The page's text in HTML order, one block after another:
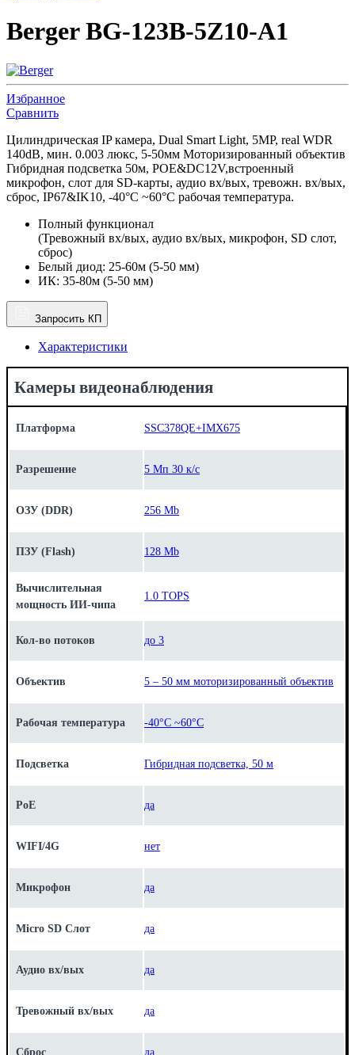
Berger BG-123B-5Z10-A1
Избранное
Сравнить
Цилиндрическая IP камера, Dual Smart Light, 5MP, real WDR
140dB, мин. 0.003 люкс, 5-50мм Моторизированный объектив
Гибридная подсветка 50м, POE&DC12V,встроенный
микрофон, слот для SD-карты, аудио вх/вых, тревожн. вх/вых,
сброс, IP67&IK10, -40°C ~60°C рабочая температура.
Полный функционал
(Тревожный вх/вых, аудио вх/вых, микрофон, SD слот,
сброс)
Белый диод: 25-60м (5-50 мм)
ИК: 35-80м (5-50 мм)
Запросить КП
Характеристики
Камеры видеонаблюдения
Платформа SSC378QE+IMX675
Разрешение 5 Мп 30 к/с
ОЗУ (DDR) 256 Mb
ПЗУ (Flash) 128 Mb
Вычислительная
мощность ИИ-чипа
1.0 TOPS
Кол-во потоков до 3
Объектив 5 – 50 мм моторизированный объектив
Рабочая температура -40°C ~60°C
Подсветка Гибридная подсветка, 50 м
PoE да
WIFI/4G нет
Микрофон да
Micro SD Слот да
Аудио вх/вых да
Тревожный вх/вых да
Сброс да